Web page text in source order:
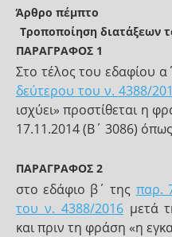
Άρθρο πέμπτο
Τροποποίηση διατάξεων
ΠΑΡΑΓΡΑΦΟΣ 1
Στο τέλος του εδαφίου
δεύτερου του ν. 4388/
ισχύει» προστίθεται η
17.11.2014 (Β΄ 3086) όπως
ΠΑΡΑΓΡΑΦΟΣ 2
στο εδάφιο β΄ της παρ.
του ν. 4388/2016μετά
και πριν τη φράση «η